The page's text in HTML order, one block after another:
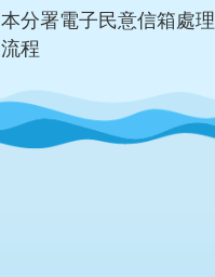
本分署電子民意信箱處理
流程